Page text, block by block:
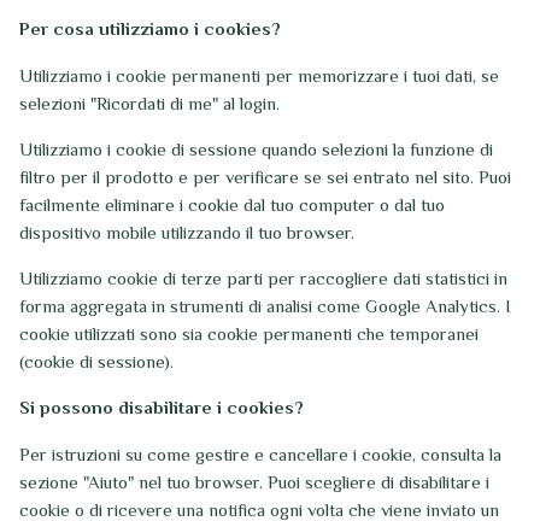
Per cosa utilizziamo i cookies?
Utilizziamo i cookie permanenti per memorizzare i tuoi dati, se
selezioni "Ricordati di me" al login.
Utilizziamo i cookie di sessione quando selezioni la funzione di
filtro per il prodotto e per verificare se sei entrato nel sito. Puoi
facilmente eliminare i cookie dal tuo computer o dal tuo
dispositivo mobile utilizzando il tuo browser.
Utilizziamo cookie di terze parti per raccogliere dati statistici in
forma aggregata in strumenti di analisi come Google Analytics. I
cookie utilizzati sono sia cookie permanenti che temporanei
(cookie di sessione).
Si possono disabilitare i cookies?
Per istruzioni su come gestire e cancellare i cookie, consulta la
sezione "Aiuto" nel tuo browser. Puoi scegliere di disabilitare i
cookie o di ricevere una notifica ogni volta che viene inviato un